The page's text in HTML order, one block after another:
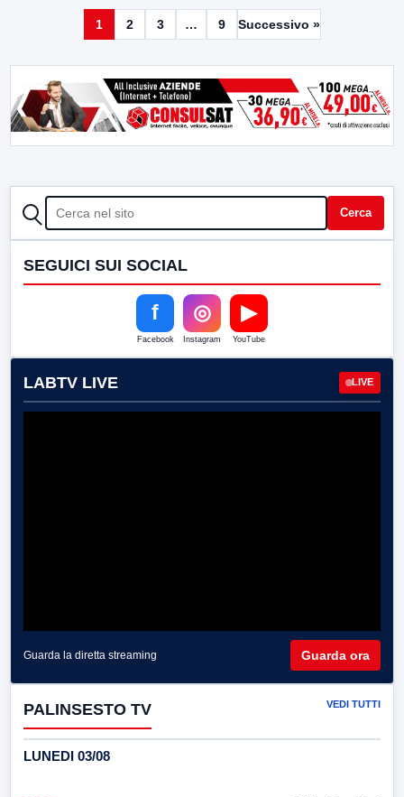
1 2 3 … 9 Successivo »
CERCA Cerca
SEGUICI SUI SOCIAL
f
Facebook
◎
Instagram
▶
YouTube
LABTV LIVE LIVE
Guarda la diretta streaming Guarda ora
PALINSESTO TV VEDI TUTTI
LUNEDI 03/08